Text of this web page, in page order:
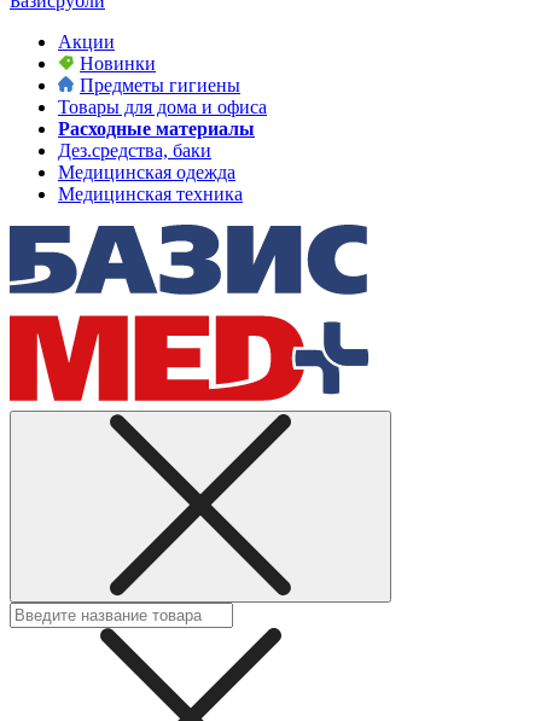
Акции
Новинки
Предметы гигиены
Товары для дома и офиса
Расходные материалы
Дез.средства, баки
Медицинская одежда
Медицинская техника